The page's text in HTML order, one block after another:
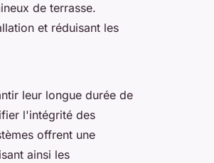
de terrasse.
et réduisant les
leur longue durée de
l'intégrité des
offrent une
ainsi les